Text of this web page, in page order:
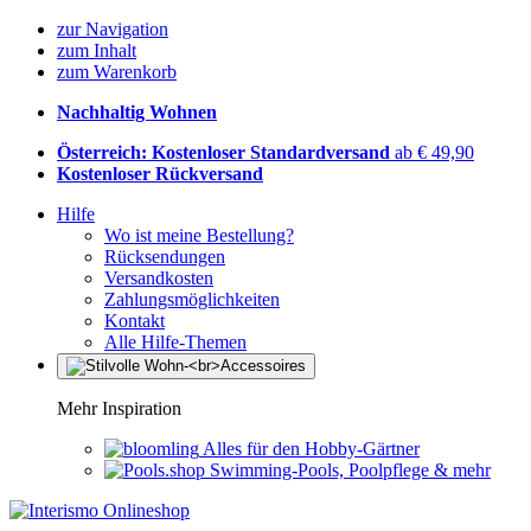
zur Navigation
zum Inhalt
zum Warenkorb
Nachhaltig Wohnen
Österreich: Kostenloser Standardversand ab € 49,90
Kostenloser Rückversand
Hilfe
Wo ist meine Bestellung?
Rücksendungen
Versandkosten
Zahlungsmöglichkeiten
Kontakt
Alle Hilfe-Themen
Mehr Inspiration
Alles für den Hobby-Gärtner
Swimming-Pools, Poolpflege & mehr